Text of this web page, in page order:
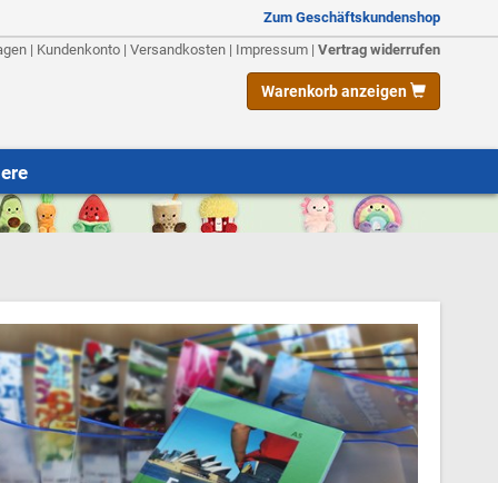
Zum Geschäftskundenshop
| Kundenkonto | Versandkosten | Impressum | Vertrag widerrufen
Warenkorb anzeigen